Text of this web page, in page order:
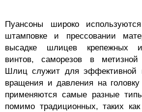
Пуансоны широко
штамповке и прессовании
высадке шлицев крепежных
винтов, саморезов в метизной
Шлиц служит для эффективной
вращения и давления на головку
применяются самые разные
помимо традиционных, таких